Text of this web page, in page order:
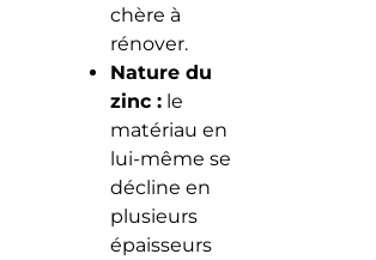
chère à
rénover.
Nature du
zinc :le
matériau en
lui-même se
décline en
plusieurs
épaisseurs